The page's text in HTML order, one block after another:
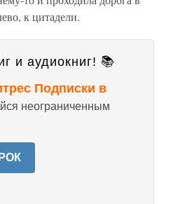
к цитадели.
и аудиокниг! 📚
Подписки в
неограниченным